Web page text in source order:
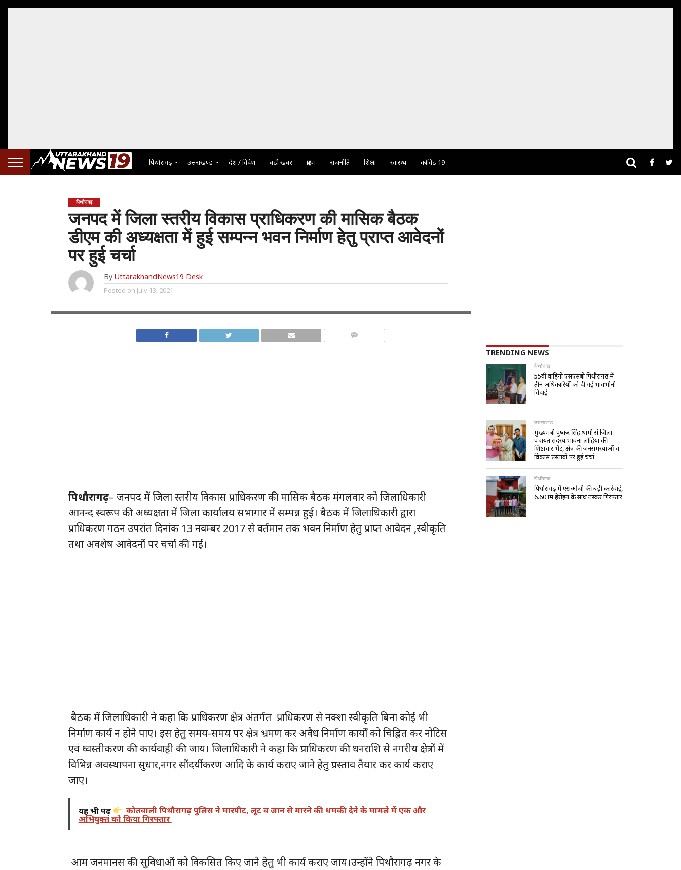
पिथौरागढ़ उत्तराखण्ड देश / विदेश बड़ी खबर क्राइम राजनीति शिक्षा स्वास्थ्य कोविड 19
पिथौरागढ़
जनपद में जिला स्तरीय विकास प्राधिकरण की मासिक बैठक
डीएम की अध्यक्षता में हुई सम्पन्न भवन निर्माण हेतु प्राप्त आवेदनों
पर हुई चर्चा
By UttarakhandNews19 Desk
Posted on July 13, 2021
पिथौरागढ़– जनपद में जिला स्तरीय विकास प्राधिकरण की मासिक बैठक मंगलवार को जिलाधिकारी
आनन्द स्वरूप की अध्यक्षता में जिला कार्यालय सभागार में सम्पन्न हुई। बैठक में जिलाधिकारी द्वारा
प्राधिकरण गठन उपरांत दिनांक 13 नवम्बर 2017 से वर्तमान तक भवन निर्माण हेतु प्राप्त आवेदन ,स्वीकृति
तथा अवशेष आवेदनों पर चर्चा की गई।
बैठक में जिलाधिकारी ने कहा कि प्राधिकरण क्षेत्र अंतर्गत प्राधिकरण से नक्शा स्वीकृति बिना कोई भी
निर्माण कार्य न होने पाए। इस हेतु समय-समय पर क्षेत्र भ्रमण कर अवैध निर्माण कार्यों को चिह्नित कर नोटिस
एवं ध्वस्तीकरण की कार्यवाही की जाय। जिलाधिकारी ने कहा कि प्राधिकरण की धनराशि से नगरीय क्षेत्रों में
विभिन्न अवस्थापना सुधार,नगर सौंदर्यीकरण आदि के कार्य कराए जाने हेतु प्रस्ताव तैयार कर कार्य कराए
जाए।
यह भी पढ़ें कोतवाली पिथौरागढ़ पुलिस ने मारपीट, लूट व जान से मारने की धमकी देने के मामले में एक और
अभियुक्त को किया गिरफ्तार
आम जनमानस की सुविधाओं को विकसित किए जाने हेतु भी कार्य कराए जाय।उन्होंने पिथौरागढ़ नगर के
TRENDING NEWS
पिथौरागढ़
55वीं वाहिनी एसएसबी पिथौरागढ़ में
तीन अधिकारियों को दी गई भावभीनी
विदाई
उत्तराखण्ड
मुख्यमंत्री पुष्कर सिंह धामी से जिला
पंचायत सदस्य भावना लोहिया की
शिष्टाचार भेंट, क्षेत्र की जनसमस्याओं व
विकास प्रस्तावों पर हुई चर्चा
पिथौरागढ़
पिथौरागढ़ में एसओजी की बड़ी कार्रवाई,
6.60 ग्राम हेरोइन के साथ तस्कर गिरफ्तार